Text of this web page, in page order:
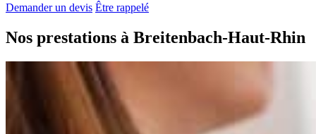
Demander un devis Être rappelé
Nos prestations à Breitenbach-Haut-Rhin